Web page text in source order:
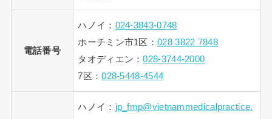
電話番号
ハノイ： 024-3843-0748
ホーチミン市1区：028 3822 7848
タオディエン：028-3744-2000
7区：028-5448-4544
ハノイ： jp_fmp@vietnammedicalpractice.